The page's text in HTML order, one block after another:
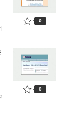
0
0